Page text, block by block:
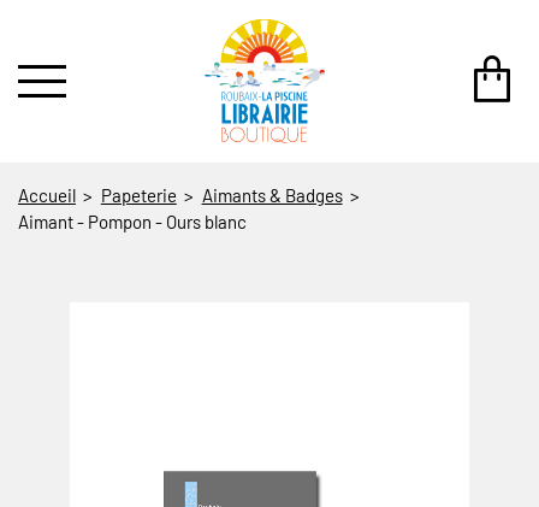
Accueil Papeterie
Aimants & Badges
Aimant - Pompon - Ours blanc